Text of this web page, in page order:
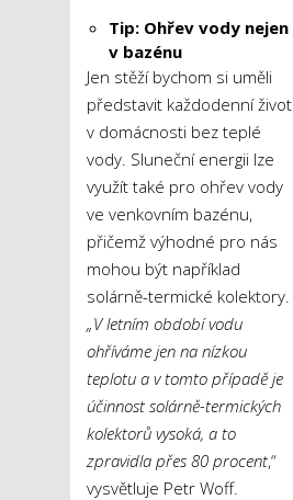
Tip: Ohřev vody nejen
v bazénu
Jen stěží bychom si uměli
představit každodenní život
v domácnosti bez teplé
vody. Sluneční energii lze
využít také pro ohřev vody
ve venkovním bazénu,
přičemž výhodné pro nás
mohou být například
solárně-termické kolektory.
„V letním období vodu
ohříváme jen na nízkou
teplotu a v tomto případě je
účinnost solárně-termických
kolektorů vysoká, a to
zpravidla přes 80 procent,“
vysvětluje Petr Woff.